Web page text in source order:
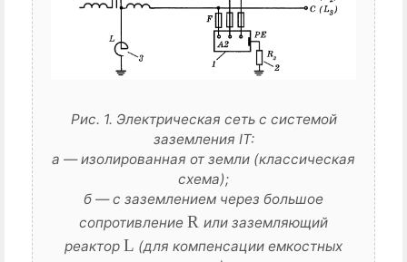
Рис. 1. Электрическая сеть с системой
заземления IT:
а — изолированная от земли (классическая
схема);
б — с заземлением через большое
сопротивление
R
или заземляющий
реактор
L
(для компенсации емкостных